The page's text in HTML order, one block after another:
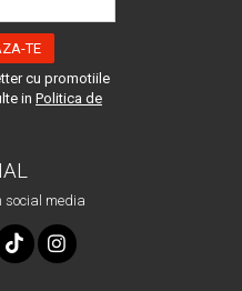
cu promotiile
in Politica de
social media